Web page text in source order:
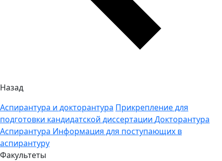
Назад
Аспирантура и докторантура Прикрепление для
подготовки кандидатской диссертации Докторантура
Аспирантура Информация для поступающих в
аспирантуру
Факультеты